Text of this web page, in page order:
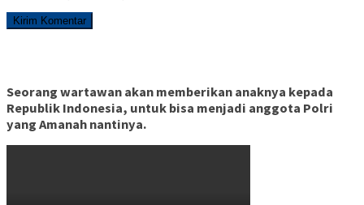
Seorang wartawan akan memberikan anaknya kepada
Republik Indonesia, untuk bisa menjadi anggota Polri
yang Amanah nantinya.